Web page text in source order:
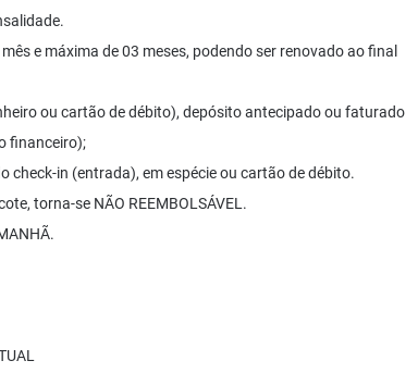
e máxima de 03 meses, podendo ser renovado ao final
ou cartão de débito), depósito antecipado ou faturado
financeiro);
check-in (entrada), em espécie ou cartão de débito.
torna-se NÃO REEMBOLSÁVEL.